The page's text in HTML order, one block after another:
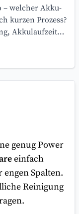
– welcher Akku-
kurzen Prozess?
Akkulaufzeit
genug Power
einfach
Spalten.
Reinigung